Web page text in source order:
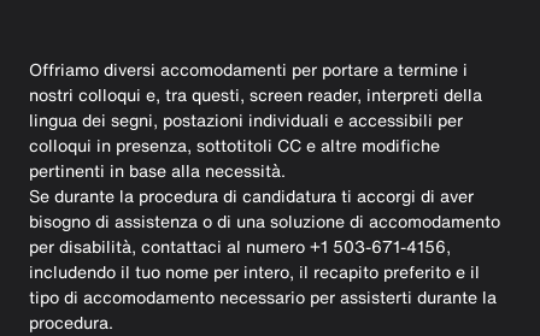
Offriamo diversi accomodamenti per portare a termine i
nostri colloqui e, tra questi, screen reader, interpreti della
lingua dei segni, postazioni individuali e accessibili per
colloqui in presenza, sottotitoli CC e altre modifiche
pertinenti in base alla necessità.
Se durante la procedura di candidatura ti accorgi di aver
bisogno di assistenza o di una soluzione di accomodamento
per disabilità, contattaci al numero +1 503-671-4156,
includendo il tuo nome per intero, il recapito preferito e il
tipo di accomodamento necessario per assisterti durante la
procedura.